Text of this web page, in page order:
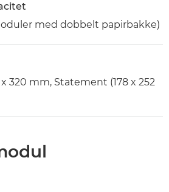
med dobbelt papirbakke)
320 mm, Statement (178 x 252